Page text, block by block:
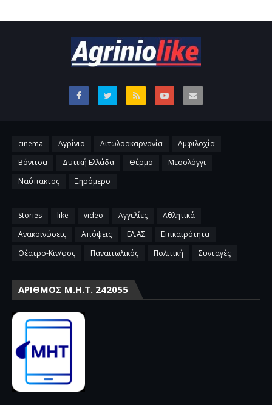
cinema Αγρίνιο Αιτωλοακαρνανία
Αμφιλοχία
Βόνιτσα
Δυτική Ελλάδα Θέρμο
Μεσολόγγι
Ναύπακτος
Ξηρόμερο
Stories like video Αγγελίες
Αθλητικά
Ανακοινώσεις
Απόψεις ΕΛ.ΑΣ
Επικαιρότητα
Θέατρο-Κιν/φος
Παναιτωλικός Πολιτική Συνταγές
ΑΡΙΘΜΌΣ Μ.Η.Τ. 242055